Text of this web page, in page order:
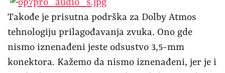
Takođe je prisutna podrška za Dolby Atmos
tehnologiju prilagođavanja zvuka. Ono gde
nismo iznenađeni jeste odsustvo 3,5-mm
konektora. Kažemo da nismo iznenađeni, jer je i